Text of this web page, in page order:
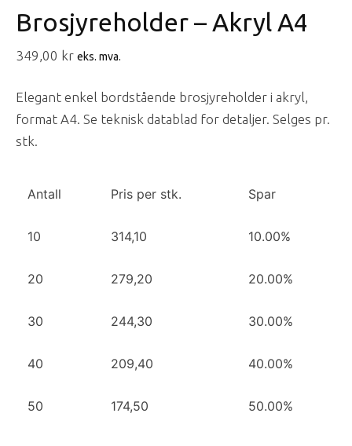
Brosjyreholder – Akryl A4
349,00 kr eks. mva.
Elegant enkel bordstående brosjyreholder i akryl,
format A4. Se teknisk datablad for detaljer. Selges pr.
stk.
Antall Pris per stk. Spar
10 314,10 10.00%
20 279,20 20.00%
30 244,30 30.00%
40 209,40 40.00%
50 174,50 50.00%